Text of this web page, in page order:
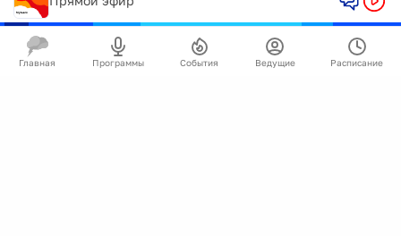
Главная Программы События Ведущие Расписание